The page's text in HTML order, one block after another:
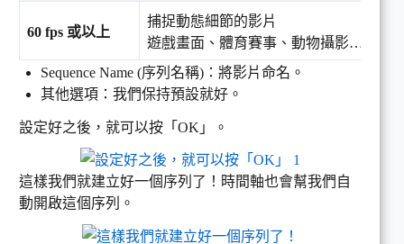
60 fps 或以上
捕捉動態細節的影片
遊戲畫面、體育賽事、動物攝影……
Sequence Name (序列名稱)：將影片命名。
其他選項：我們保持預設就好。
設定好之後，就可以按「OK」。
這樣我們就建立好一個序列了！時間軸也會幫我們自
動開啟這個序列。